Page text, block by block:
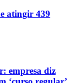
atingir 439
empresa diz